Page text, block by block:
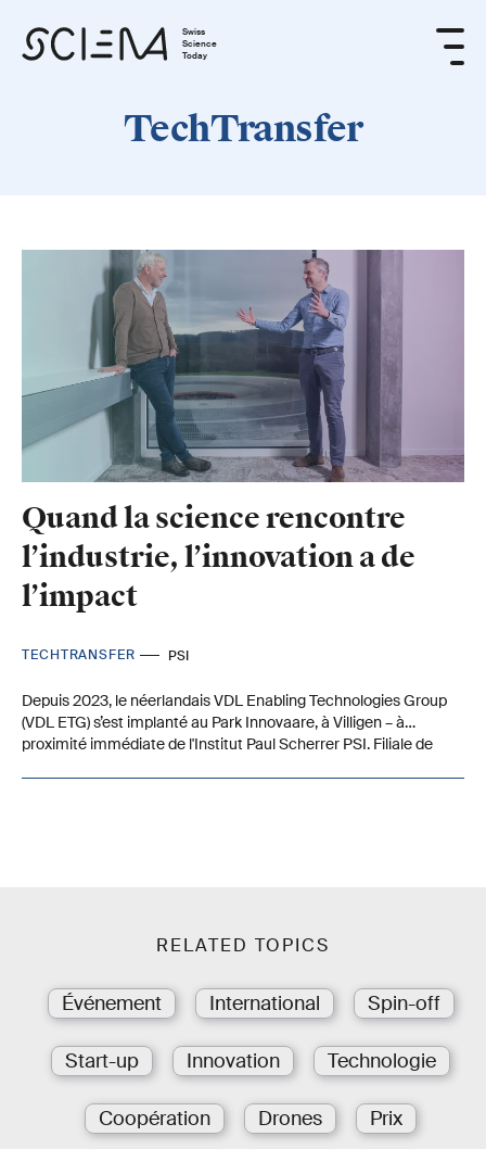
Swiss
Science
Today
TechTransfer
Quand la science rencontre
l’industrie, l’innovation a de
l’impact
TECHTRANSFER PSI
Depuis 2023, le néerlandais VDL Enabling Technologies Group
(VDL ETG) s’est implanté au Park Innovaare, à Villigen – à
proximité immédiate de l'Institut Paul Scherrer PSI. Filiale de
RELATED TOPICS
Événement International Spin-off
Start-up Innovation Technologie
Coopération Drones Prix